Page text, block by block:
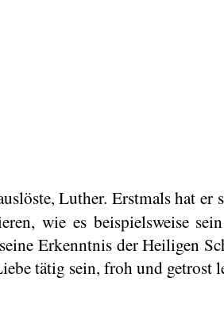
Luther. Erstmals hat er
, wie es beispielsweise
Erkenntnis der Heiligen
tätig sein, froh und getrost